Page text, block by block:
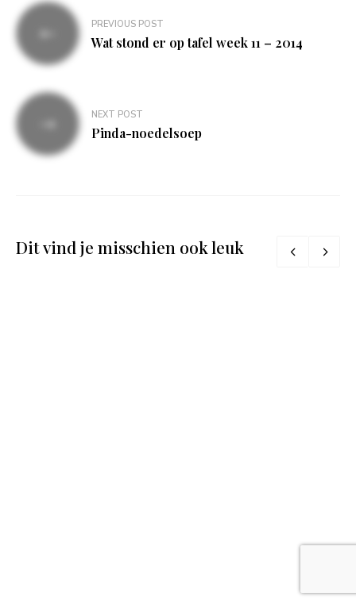
Bericht
navigatie
PREVIOUS POST
Wat stond er op tafel week 11 – 2014
NEXT POST
Pinda-noedelsoep
Dit vind je misschien ook leuk